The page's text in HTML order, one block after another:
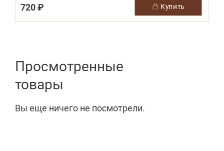
720 ₽ купить
Просмотренные
товары
Вы еще ничего не посмотрели.